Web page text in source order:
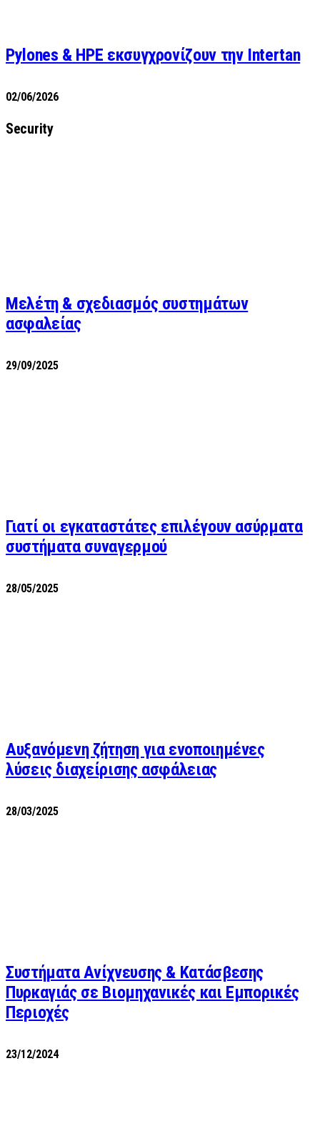
Pylones & HPE εκσυγχρονίζουν την Intertan
02/06/2026
Security
Μελέτη & σχεδιασμός συστημάτων
ασφαλείας
29/09/2025
Γιατί οι εγκαταστάτες επιλέγουν ασύρματα
συστήματα συναγερμού
28/05/2025
Αυξανόμενη ζήτηση για ενοποιημένες
λύσεις διαχείρισης ασφάλειας
28/03/2025
Συστήματα Ανίχνευσης & Κατάσβεσης
Πυρκαγιάς σε Βιομηχανικές και Εμπορικές
Περιοχές
23/12/2024